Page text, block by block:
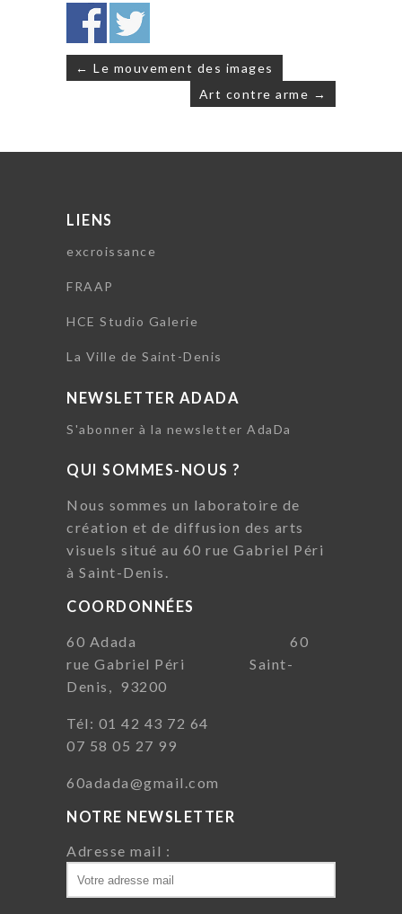
Navigation
de
← Le mouvement des images
Art contre arme →
LIENS
excroissance
FRAAP
HCE Studio Galerie
La Ville de Saint-Denis
NEWSLETTER ADADA
S'abonner à la newsletter AdaDa
QUI SOMMES-NOUS ?
Nous sommes un laboratoire de
création et de diffusion des arts
visuels situé au 60 rue Gabriel Péri
à Saint-Denis.
COORDONNÉES
60 Adada 60
rue Gabriel Péri Saint-
Denis, 93200
Tél: 01 42 43 72 64
07 58 05 27 99
60adada@gmail.com
NOTRE NEWSLETTER
Adresse mail :